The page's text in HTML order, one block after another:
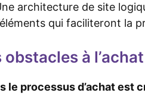
architecture de site
qui faciliteront la
obstacles à l’achat
le processus d’achat est